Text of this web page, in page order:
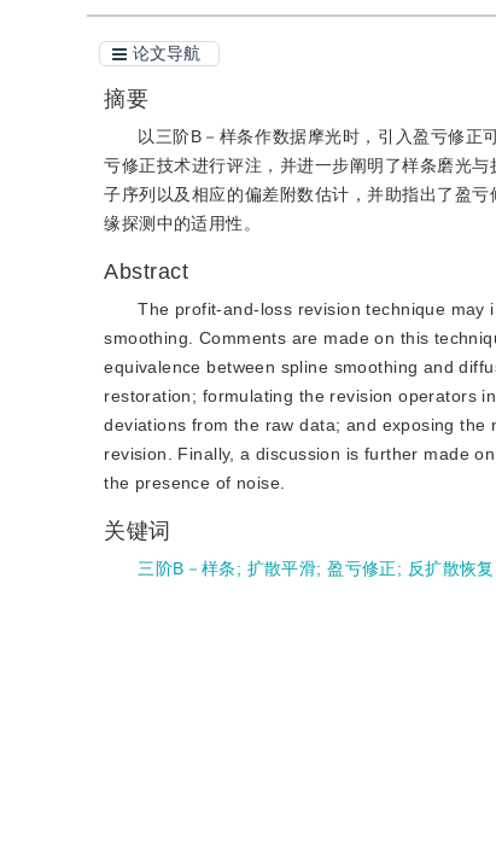
论文导航
摘要
以三阶B－样条作数据摩光时，引入盈亏修正
亏修正技术进行评注，并进一步阐明了样条磨光
子序列以及相应的偏差附数估计，并助指出了盈
缘探测中的适用性。
Abstract
The profit-and-loss revision technique may
smoothing. Comments are made on this
equivalence between spline smoothing and
restoration; formulating the revision operators
deviations from the raw data; and exposing
revision. Finally, a discussion is further made
the presence of noise.
关键词
三阶B－样条; 扩散平滑;盈亏修正; 反扩散恢复